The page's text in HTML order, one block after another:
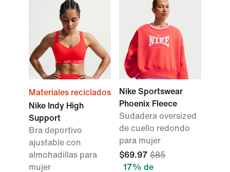
Materiales reciclados
Nike Indy High
Support
Bra deportivo
ajustable con
almohadillas para
mujer
Nike Sportswear
Phoenix Fleece
Sudadera oversized
de cuello redondo
para mujer
$69.97 $85
17% de